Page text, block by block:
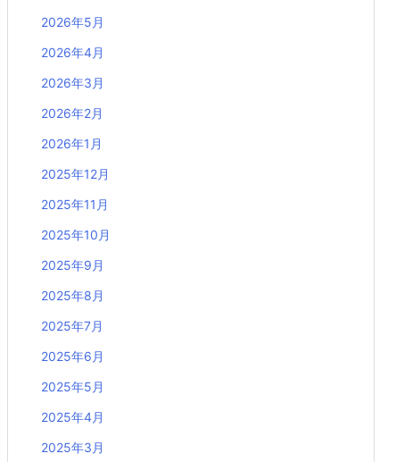
2026年5月
2026年4月
2026年3月
2026年2月
2026年1月
2025年12月
2025年11月
2025年10月
2025年9月
2025年8月
2025年7月
2025年6月
2025年5月
2025年4月
2025年3月